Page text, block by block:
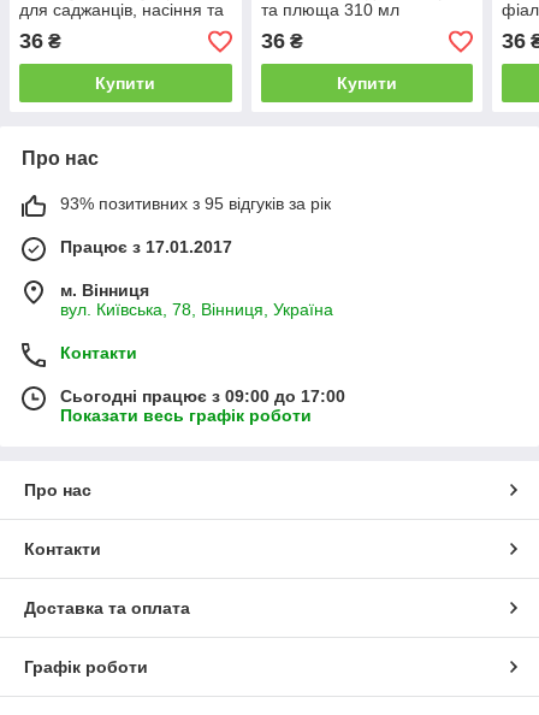
для саджанців, насіння та
розсади 310 мл
36 ₴
Купити
та плюща 310 мл
36₴
Купити
36
Про нас
93% позитивних з 95 відгуків за рік
Працює з 17.01.2017
м. Вінниця
вул. Київська, 78, Вінниця, Україна
Контакти
Сьогодні працює з 09:00 до 17:00
Показати весь графік роботи
Про нас
Контакти
Доставка та оплата
Графік роботи